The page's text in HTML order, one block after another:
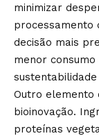
minimizar
processamento
decisão mais
menor
Outro elemento
bioinovação.
proteínas